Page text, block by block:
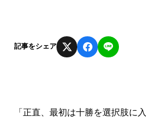
記事をシェア
「正直、最初は十勝を選択肢に